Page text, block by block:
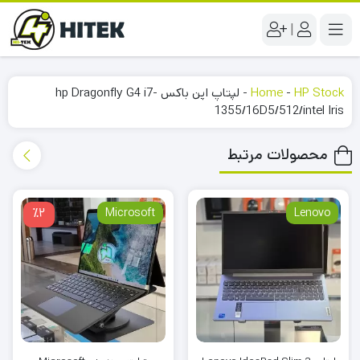
|
Home - HP Stock
-
لپتاپ اپن باکس hp Dragonfly G4 i7-
1355/16D5/512/intel Iris
محصولات مرتبط
Lenovo ٪2 Microsoft